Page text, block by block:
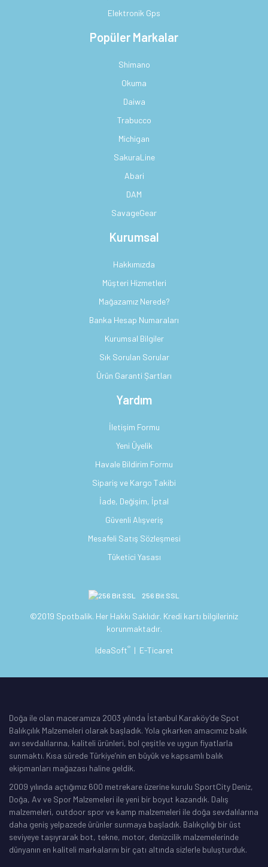
Elektronik Gps
Popüler Markalar
Shimano
Okuma
Daiwa
Trabucco
Michigan
SakuraLine
Abari
DAM
SavageGear
Kurumsal
Hakkımızda
Müşteri Hizmetleri
Mağazamız Nerede?
Banka Hesap Numaraları
Kurumsal Bilgiler
Sık Sorulan Sorular
Ürün Garanti Şartları
Yardım
İletişim Formu
Yeni Üyelik
Havale Bildirim Formu
Sipariş ve Kargo Takibi
İade, Değişim, İptal
Güvenli Alışveriş
Mesafeli Satış Sözleşmesi
Tüketici Yasası
256 Bit SSL
©2019 Spotbalik. Her Hakkı Saklıdır. Kredi kartı bilgileriniz
korunmaktadır.
IdeaSoft® | E-Ticaret
Doğa ile olan maceramıza 2003 yılında İstanbul Karaköy’de Spot
Balıkçılık Malzemeleri olarak başladık. Yola çıkarken amacımız balık
avı sevdalılarına, kaliteli ürünleri, bol çeşitle ve uygun fiyatlarla
sunmaktı. Kısa sürede Türkiye’nin en büyük ve kapsamlı balık
ekipmanları mağazası haline geldik.
2009 yılında açtığımız 600 metrekare üzerine kurulu SportCity Deniz,
Doğa, Av ve Spor Malzemeleri ile yeni bir boyut kazandık. Dalış
malzemeleri, outdoor spor ve kamp malzemeleri ile doğa sevdalılarına
daha geniş yelpazede ürünler sunmaya başladık. Balıkçılığı bir üst
seviyeye taşıyrarak bot, tekne, motor, denizcilik malzemelerinde
dünyanın en kaliteli markalarını bir çatı altında sizlerle buluşturduk.